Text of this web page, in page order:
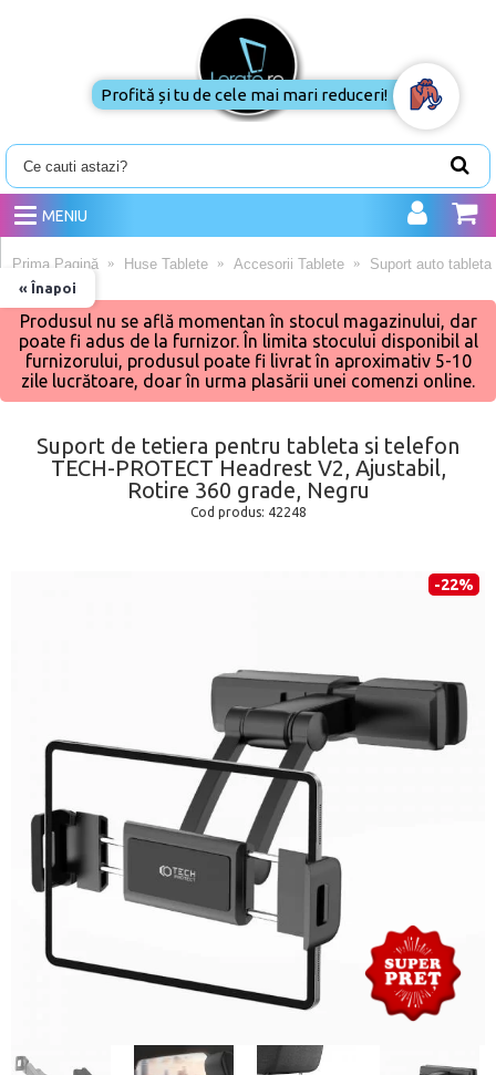
MENIU
« Înapoi
Prima Pagină Huse Tablete Accesorii Tablete Suport auto tableta
Produsul nu se află momentan în stocul magazinului, dar
poate fi adus de la furnizor. În limita stocului disponibil al
furnizorului, produsul poate fi livrat în aproximativ 5-10
zile lucrătoare, doar în urma plasării unei comenzi online.
Suport de tetiera pentru tableta si telefon
TECH-PROTECT Headrest V2, Ajustabil,
Rotire 360 grade, Negru
Cod produs: 42248
-22%
Profită și tu de cele mai mari reduceri!